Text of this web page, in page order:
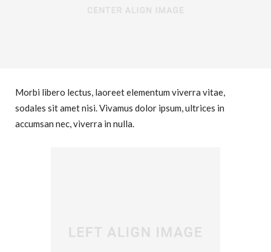
Morbi libero lectus, laoreet elementum viverra vitae,
sodales sit amet nisi. Vivamus dolor ipsum, ultrices in
accumsan nec, viverra in nulla.